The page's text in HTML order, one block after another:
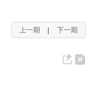
上一期 下一期